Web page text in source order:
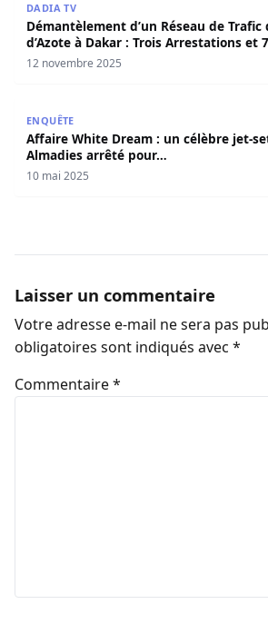
DADIA TV
Démantèlement d’un Réseau de
d’Azote à Dakar : Trois Arrestations et
Saisies
12 novembre 2025
ENQUÊTE
Affaire White Dream : un célèbre jet-
Almadies arrêté pour…
10 mai 2025
Laisser un commentaire
Votre adresse e-mail ne sera pas
obligatoires sont indiqués avec *
Commentaire*